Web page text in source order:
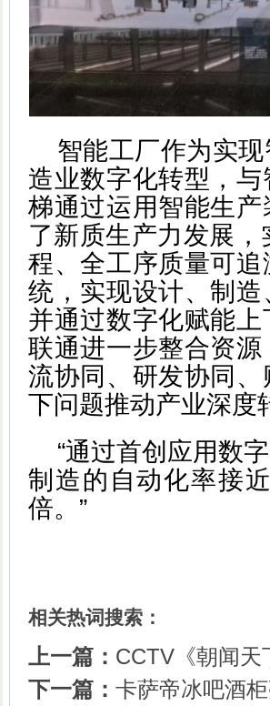
智能工厂作为实
造业数字化转型，
梯通过运用智能生
了新质生产力发展
程、全工序质量可
统，实现设计、制
并通过数字化赋能
联通进一步整合资
流协同、研发协同
下问题推动产业深度
“通过首创应用数
制造的自动化率接
倍。”
相关热词搜索：
上一篇： ​CCTV《朝闻
下一篇： 卡萨帝冰吧酒